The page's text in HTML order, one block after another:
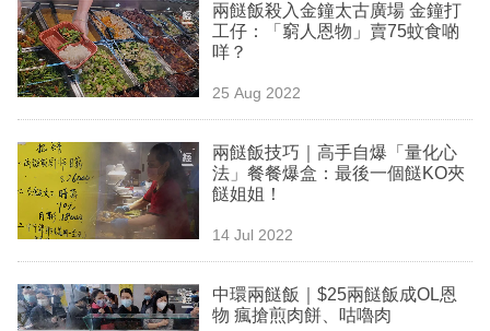
時
事
欄
訂
閱
區
兩餸飯殺入金鐘太古廣場 金鐘打
工仔：「窮人恩物」賣75蚊食啲
咩？
25 Aug 2022
兩餸飯技巧｜高手自爆「量化心
法」餐餐爆盒：最後一個餸KO夾
餸姐姐！
14 Jul 2022
中環兩餸飯｜$25兩餸飯成OL恩
物 瘋搶煎肉餅、咕嚕肉